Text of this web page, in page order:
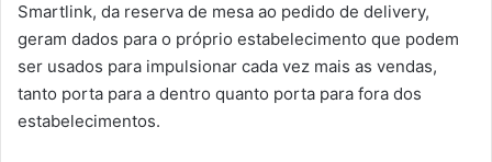
Smartlink, da reserva de mesa ao pedido de delivery,
geram dados para o próprio estabelecimento que podem
ser usados para impulsionar cada vez mais as vendas,
tanto porta para a dentro quanto porta para fora dos
estabelecimentos.